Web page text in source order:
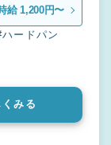
給 1,200円〜
ハードパン
みる